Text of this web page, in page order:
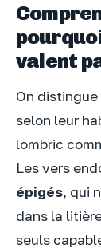
valent
On
selon leur
lombric
Les vers
épigés, qui
dans la
seuls